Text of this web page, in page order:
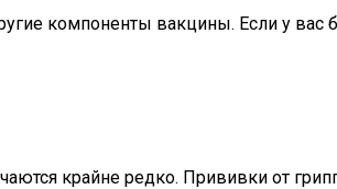
компоненты вакцины. Если у
крайне редко. Прививки от